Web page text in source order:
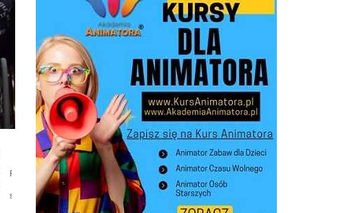
Podziel
się: